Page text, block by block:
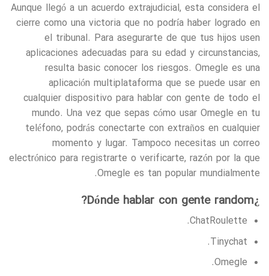
Aunque llegó a un acuerdo extrajudicial, esta considera el
cierre como una victoria que no podría haber logrado en
el tribunal. Para asegurarte de que tus hijos usen
aplicaciones adecuadas para su edad y circunstancias,
resulta basic conocer los riesgos. Omegle es una
aplicación multiplataforma que se puede usar en
cualquier dispositivo para hablar con gente de todo el
mundo. Una vez que sepas cómo usar Omegle en tu
teléfono, podrás conectarte con extraños en cualquier
momento y lugar. Tampoco necesitas un correo
electrónico para registrarte o verificarte, razón por la que
Omegle es tan popular mundialmente.
¿Dónde hablar con gente random?
ChatRoulette.
Tinychat.
Omegle.